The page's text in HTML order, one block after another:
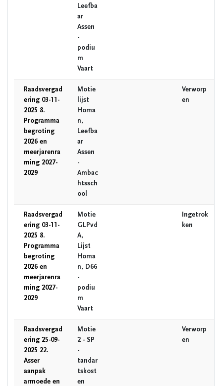
Leefba
ar
Assen
-
podiu
m
Vaart
Raadsvergad
ering 03-11-
2025 8.
Programma
begroting
2026 en
meerjarenra
ming 2027-
2029
Motie
lijst
Homa
n,
Leefba
ar
Assen
-
Ambac
htssch
ool
Verworp
en
Raadsvergad
ering 03-11-
2025 8.
Programma
begroting
2026 en
meerjarenra
ming 2027-
2029
Motie
GLPvd
A,
Lijst
Homa
n, D66
-
podiu
m
Vaart
Ingetrok
ken
Raadsvergad
ering 25-09-
2025 22.
Asser
aanpak
armoede en
Motie
2 - SP
-
tandar
tskost
en
Verworp
en